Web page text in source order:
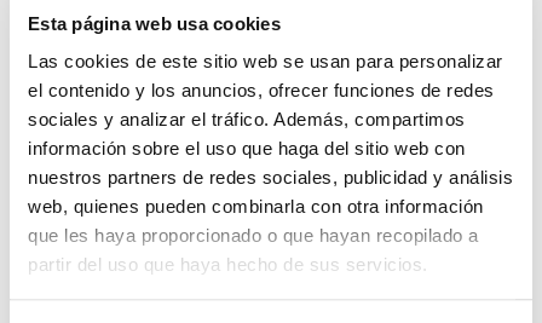
Esta página web usa cookies
Las cookies de este sitio web se usan para personalizar
el contenido y los anuncios, ofrecer funciones de redes
sociales y analizar el tráfico. Además, compartimos
información sobre el uso que haga del sitio web con
nuestros partners de redes sociales, publicidad y análisis
web, quienes pueden combinarla con otra información
que les haya proporcionado o que hayan recopilado a
partir del uso que haya hecho de sus servicios.
Asunto:Sesión informativa sobre la iniciativa
estratégica IE#14 - Pagos instantáneos cross-
currency
Inicio de la reunión:14/03/2024 11:00
Final de la reunión:15/03/2024 12:00
Localización:
Descripción: